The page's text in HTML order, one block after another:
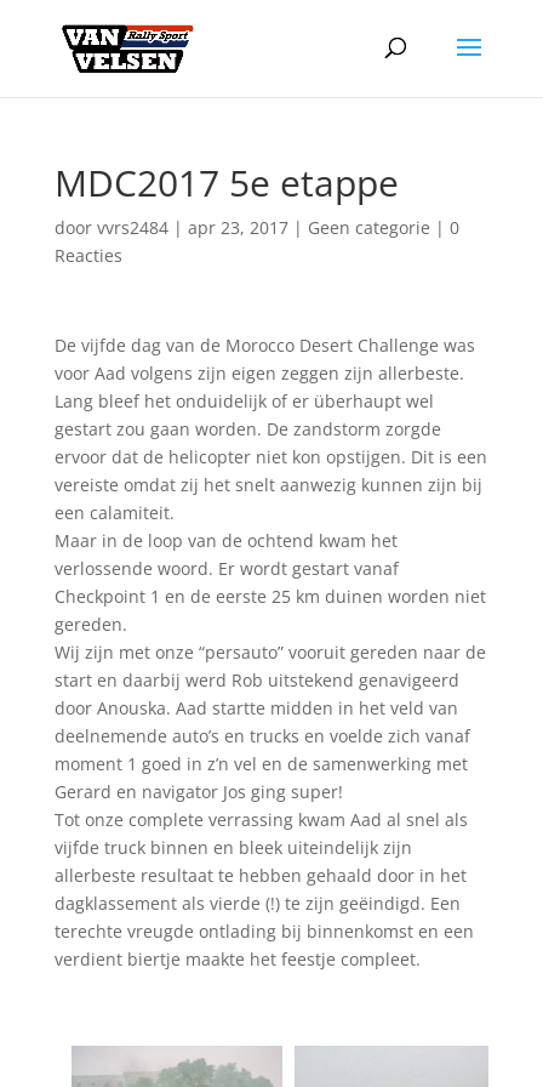
MDC2017 5e etappe
door vvrs2484| apr 23, 2017| Geen categorie | 0
Reacties
De vijfde dag van de Morocco Desert Challenge was
voor Aad volgens zijn eigen zeggen zijn allerbeste.
Lang bleef het onduidelijk of er überhaupt wel
gestart zou gaan worden. De zandstorm zorgde
ervoor dat de helicopter niet kon opstijgen. Dit is een
vereiste omdat zij het snelt aanwezig kunnen zijn bij
een calamiteit.
Maar in de loop van de ochtend kwam het
verlossende woord. Er wordt gestart vanaf
Checkpoint 1 en de eerste 25 km duinen worden niet
gereden.
Wij zijn met onze “persauto” vooruit gereden naar de
start en daarbij werd Rob uitstekend genavigeerd
door Anouska. Aad startte midden in het veld van
deelnemende auto’s en trucks en voelde zich vanaf
moment 1 goed in z’n vel en de samenwerking met
Gerard en navigator Jos ging super!
Tot onze complete verrassing kwam Aad al snel als
vijfde truck binnen en bleek uiteindelijk zijn
allerbeste resultaat te hebben gehaald door in het
dagklassement als vierde (!) te zijn geëindigd. Een
terechte vreugde ontlading bij binnenkomst en een
verdient biertje maakte het feestje compleet.